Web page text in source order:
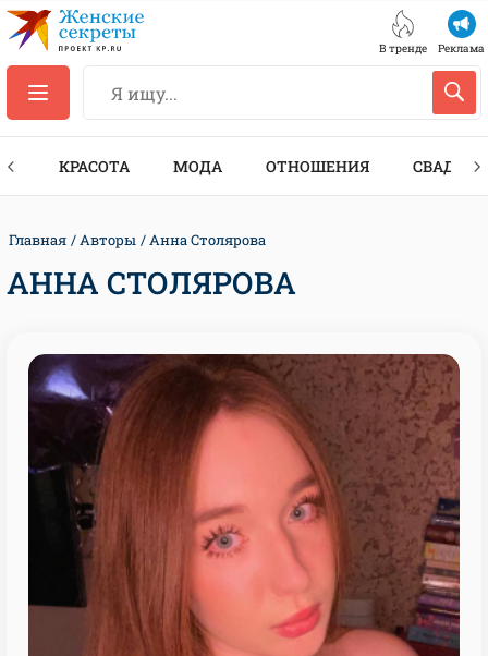
В тренде Реклама
КРАСОТА МОДА ОТНОШЕНИЯ СВАДЬБА
Главная Авторы Анна Столярова
АННА СТОЛЯРОВА